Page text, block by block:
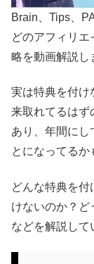
Brain、Tips、
どのアフィリ
略を動画解説し
実は特典を付け
来取れてるはず
あり、年間にし
とになってるか
どんな特典を
けないのか？ど
などを解説して